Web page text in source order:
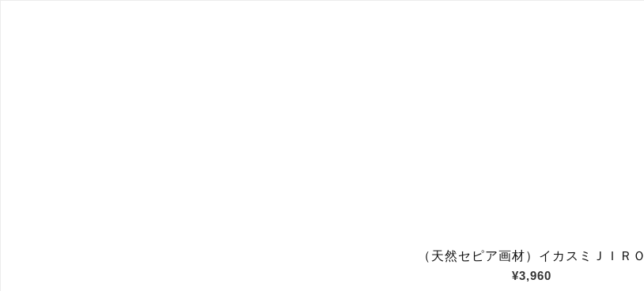
（天然セピア画材）イカスミＪＩＲＯ
¥3,960